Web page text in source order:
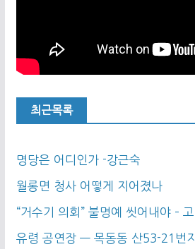
최근목록
명당은 어디인가 -강근숙
월롱면 청사 어떻게 지어졌나
“거수기 의회” 불명예 씻어내야 –
유령 공연장 — 목동동 산53-21번